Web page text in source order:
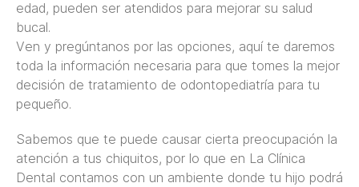
edad, pueden ser atendidos para mejorar su salud
bucal.
Ven y pregúntanos por las opciones, aquí te daremos
toda la información necesaria para que tomes la mejor
decisión de tratamiento de odontopediatría para tu
pequeño.
Sabemos que te puede causar cierta preocupación la
atención a tus chiquitos, por lo que en La Clínica
Dental contamos con un ambiente donde tu hijo podrá